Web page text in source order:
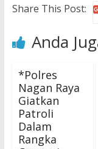
Share This Post:
Anda
*Polres
Nagan Raya
Giatkan
Patroli
Dalam
Rangka